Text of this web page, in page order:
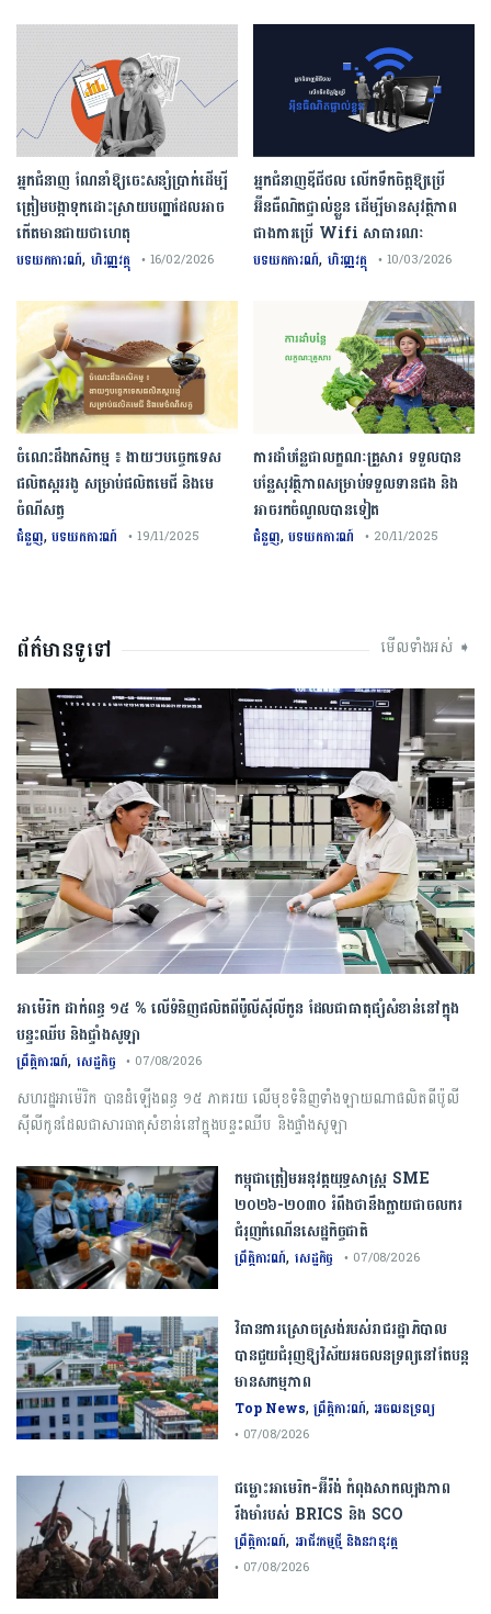
អ្នកជំនាញឌីជីថល លើកទឹកចិត្តឱ្យប្រើ
អ៊ីនធឺណិតផ្ទាល់ខ្លួន ដើម្បីមានសុវត្ថិភាព
ជាងការប្រើ Wifi​ សាធារណៈ
បទយកការណ៍, ហិរញ្ញវត្ថុ • 10/03/2026
អ្នកជំនាញ ណែនាំឱ្យចេះសន្សំប្រាក់ដើម្បី
ត្រៀមបង្កាទុកដោះស្រាយបញ្ហាដែលអាច
កើតមានជាយថាហេតុ
បទយកការណ៍, ហិរញ្ញវត្ថុ • 16/02/2026
ការដាំបន្លែជាលក្ខណៈគ្រួសារ ទទួលបាន
បន្លែសុវត្ថិភាពសម្រាប់ទទួលទានផង និង
អាចរកចំណូលបានទៀត
ជំនួញ,បទយកការណ៍ • 20/11/2025
ចំណេះដឹងកសិកម្ម ៖ ងាយៗបច្ចេកទេស
ផលិតស្កររងូ សម្រាប់ផលិតមេជី និងមេ
ចំណីសត្វ
ជំនួញ,បទយកការណ៍ • 19/11/2025
ព័ត៌មានទូទៅ មើលទាំងអស់ ➧
អាម៉េរិក ដាក់ពន្ធ ១៥ % លើទំនិញផលិតពីប៉ូលីស៊ីលីកូន ដែលជាធាតុផ្សំសំខាន់នៅក្នុង
បន្ទះឈីប និងផ្ទាំងសូឡា
ព្រឹត្តិការណ៍, សេដ្ឋកិច្ច • 07/08/2026
សហរដ្ឋអាម៉េរិក បានដំឡើងពន្ធ ១៥ ភាគរយ លើមុខទំនិញទាំងឡាយណាផលិតពីប៉ូលី
ស៊ីលីកូនដែលជាសារធាតុសំខាន់នៅក្នុងបន្ទះឈីប និងផ្ទាំងសូឡា
កម្ពុជា​ត្រៀមអនុវត្ត​យុទ្ធសាស្ត្រ​ ​SME​ ​
២០២៦​-​២០៣០​ រំពឹងថានឹងក្លាយ​ជា​ចលករ​
ជំរុញ​កំណើន​សេដ្ឋកិច្ច​ជាតិ​
ព្រឹត្តិការណ៍, សេដ្ឋកិច្ច • 07/08/2026
វិធានការស្រោចស្រង់របស់រាជរដ្ឋាភិបាល​
បាន​ជួយ​ជំរុញឱ្យវិស័យ​អចលនទ្រព្យនៅតែបន្ត​
មានសកម្មភាព
Top News,ព្រឹត្តិការណ៍, អចលនទ្រព្យ
• 07/08/2026
ជម្លោះ​អាមេរិក​-​អ៊ីរ៉ង់​ ​កំពុង​សាកល្បង​ភាព​
រឹងមាំ​របស់​ ​BRICS​ ​និង​ ​SCO​
ព្រឹត្តិការណ៍, អាជីវកម្មថ្មី និងនវានុវត្ត
• 07/08/2026